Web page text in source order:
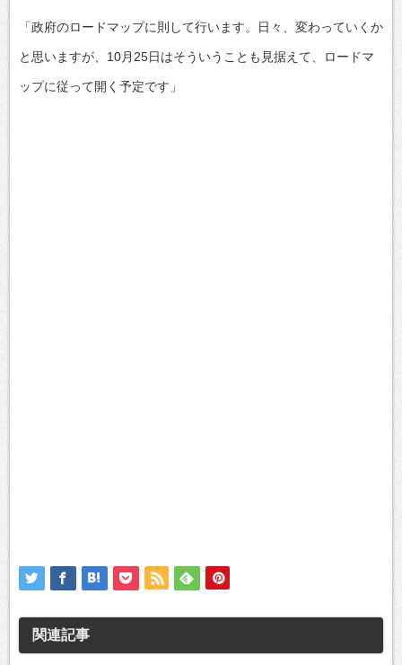
「政府のロードマップに則して行います。日々、変わっていくか
と思いますが、10月25日はそういうことも見据えて、ロードマ
ップに従って開く予定です」
関連記事